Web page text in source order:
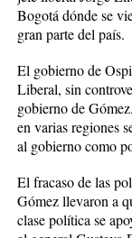
Bogotá dónde se
gran parte del país.
El gobierno de
Liberal, sin
gobierno de
en varias regiones
al gobierno como
El fracaso de las
Gómez llevaron a
clase política se